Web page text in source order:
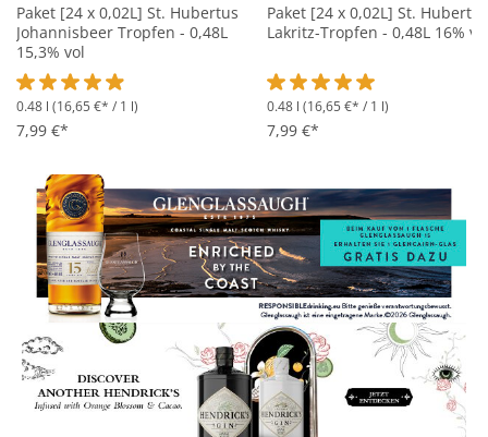
Paket [24 x 0,02L] St. Hubertus
Johannisbeer Tropfen - 0,48L
15,3% vol
Durchschnittliche Bewertung von 4.8 von 5 Sternen
0.48 l (16,65 €* / 1 l)
7,99 €*
Paket [24 x 0,02L] St. Hubertus
Lakritz-Tropfen - 0,48L 16%
Durchschnittliche
0.48 l (16,65 €* / 1 l)
7,99 €*